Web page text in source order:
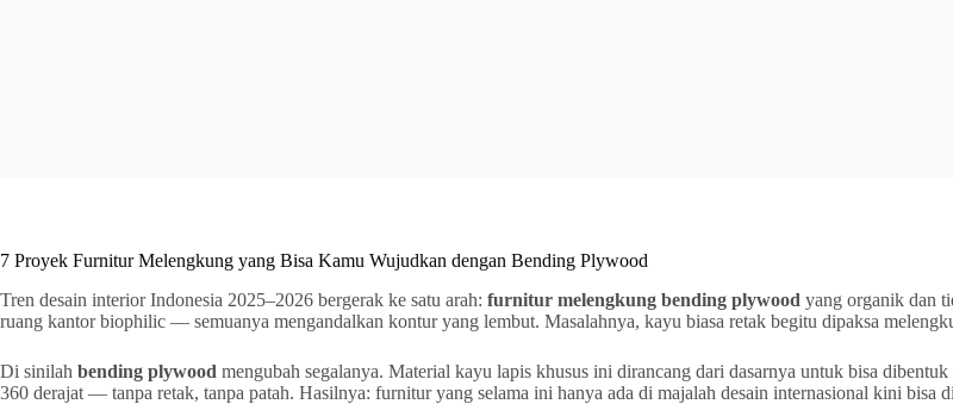
7 Proyek Furnitur Melengkung yang Bisa Kamu Wujudkan dengan Bending Plywood
Tren desain interior Indonesia 2025–2026 bergerak ke satu arah: furnitur melengkung bending plywood yang organik dan
ruang kantor biophilic — semuanya mengandalkan kontur yang lembut. Masalahnya, kayu biasa retak begitu dipaksa
Di sinilah bending plywood mengubah segalanya. Material kayu lapis khusus ini dirancang dari dasarnya untuk bisa
360 derajat — tanpa retak, tanpa patah. Hasilnya: furnitur yang selama ini hanya ada di majalah desain internasional kini bisa